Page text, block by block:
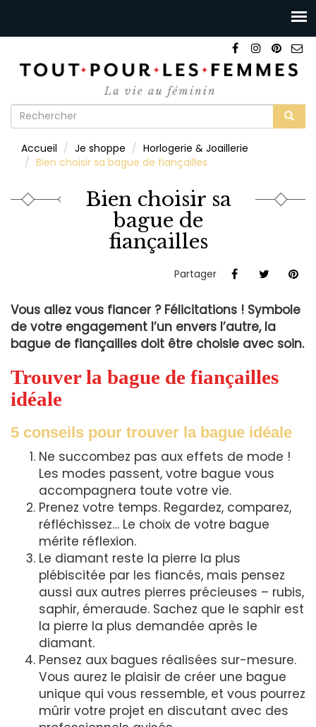
Formulaire
recherche
Accueil Je shoppe
Horlogerie & Joaillerie
Bien choisir sa bague de fiançailles
Bien choisir sa
bague de
fiançailles
Partager
Vous allez vous fiancer ? Félicitations ! Symbole
de votre engagement l’un envers l’autre, la
bague de fiançailles doit être choisie avec soin.
Trouver la bague de fiançailles
idéale
5 conseils pour trouver la bague idéale
Ne succombez pas aux effets de mode !
Les modes passent, votre bague vous
accompagnera toute votre vie.
Prenez votre temps. Regardez, comparez,
réfléchissez… Le choix de votre bague
mérite réflexion.
Le diamant reste la pierre la plus
plébiscitée par les fiancés, mais pensez
aussi aux autres pierres précieuses – rubis,
saphir, émeraude. Sachez que le saphir est
la pierre la plus demandée après le
diamant.
Pensez aux bagues réalisées sur-mesure.
Vous aurez le plaisir de créer une bague
unique qui vous ressemble, et vous pourrez
mûrir votre projet en discutant avec des